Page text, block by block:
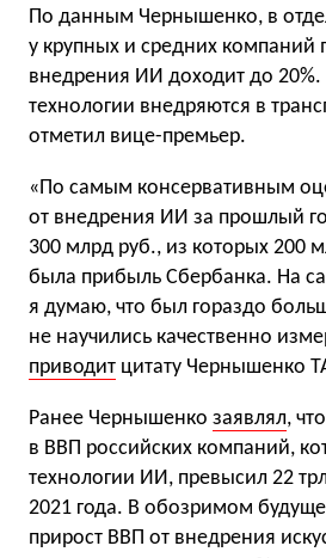
По данным Чернышенко, в
у крупных и средних компаний
внедрения ИИ доходит до
технологии внедряются в
отметил вице-премьер.
«По самым консервативным
от внедрения ИИ за прошлый
300 млрд руб., из которых 200
была прибыль Сбербанка. На
я думаю, что был гораздо
не научились качественно
приводит цитату Чернышенко
Ранее Чернышенко заявлял,
в ВВП российских компаний,
технологии ИИ, превысил 22
2021 года. В обозримом
прирост ВВП от внедрения